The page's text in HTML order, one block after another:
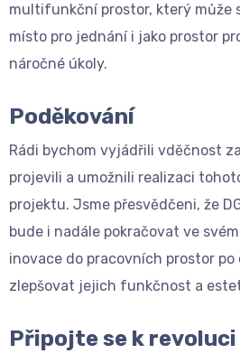
multifunkční prostor, který může
místo pro jednání i jako prostor
náročné úkoly.
Poděkování
Rádi bychom vyjádřili vděčnost
projevili a umožnili realizaci
projektu. Jsme přesvědčeni, že
bude i nadále pokračovat ve
inovace do pracovních prostor po
zlepšovat jejich funkčnost a
Připojte se k revoluci